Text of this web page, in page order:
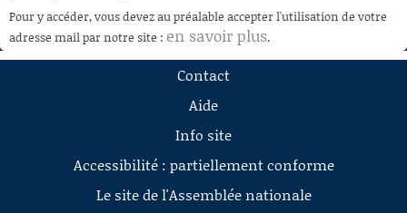
RECHERCHE
AIDE À LA DÉCOUPE
DE VIDÉOS
Pour y accéder, vous devez au préalable accepter l'utilisation de votre
adresse mail par notre site : en savoir plus.
Contact
Aide
Info site
Accessibilité : partiellement conforme
Le site de l'Assemblée nationale